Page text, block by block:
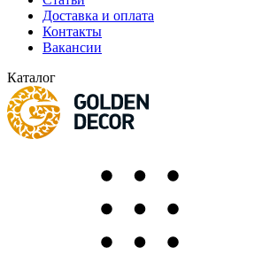
Доставка и оплата
Контакты
Вакансии
Каталог